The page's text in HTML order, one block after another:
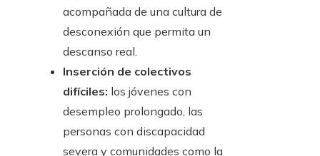
acompañada de una cultura de
desconexión que permita un
descanso real.
Inserción de colectivos
difíciles: los jóvenes con
desempleo prolongado, las
personas con discapacidad
severa y comunidades como la